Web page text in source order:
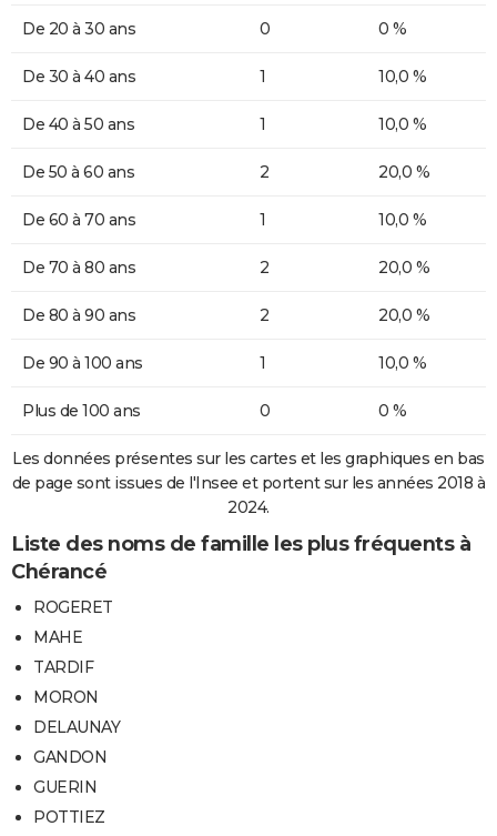
De 20 à 30 ans 0 0 %
De 30 à 40 ans 1 10,0 %
De 40 à 50 ans 1 10,0 %
De 50 à 60 ans 2 20,0 %
De 60 à 70 ans 1 10,0 %
De 70 à 80 ans 2 20,0 %
De 80 à 90 ans 2 20,0 %
De 90 à 100 ans 1 10,0 %
Plus de 100 ans 0 0 %
Les données présentes sur les cartes et les graphiques en bas
de page sont issues de l'Insee et portent sur les années 2018 à
2024.
Liste des noms de famille les plus fréquents à
Chérancé
ROGERET
MAHE
TARDIF
MORON
DELAUNAY
GANDON
GUERIN
POTTIEZ